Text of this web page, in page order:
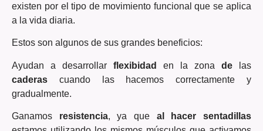
existen por el tipo de movimiento funcional que se aplica
a la vida diaria.
Estos son algunos de sus grandes beneficios:
Ayudan a desarrollar flexibidad en la zona de las
caderas cuando las hacemos correctamente y
gradualmente.
Ganamos resistencia, ya que al hacer sentadillas